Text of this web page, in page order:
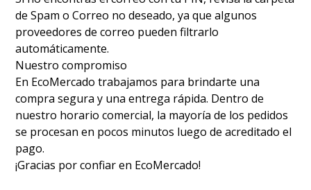
de Spam o Correo no deseado, ya que algunos
proveedores de correo pueden filtrarlo
automáticamente.
Nuestro compromiso
En EcoMercado trabajamos para brindarte una
compra segura y una entrega rápida. Dentro de
nuestro horario comercial, la mayoría de los pedidos
se procesan en pocos minutos luego de acreditado el
pago.
¡Gracias por confiar en EcoMercado!